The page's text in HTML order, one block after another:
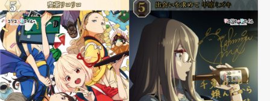
商品情報
カード検索・デッキ構築
デッキ検索